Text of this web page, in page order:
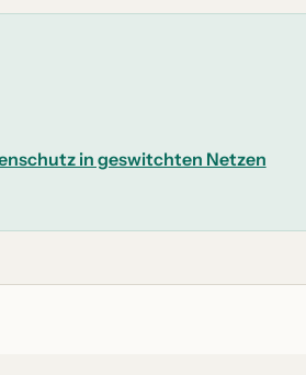
in geswitchten Netzen